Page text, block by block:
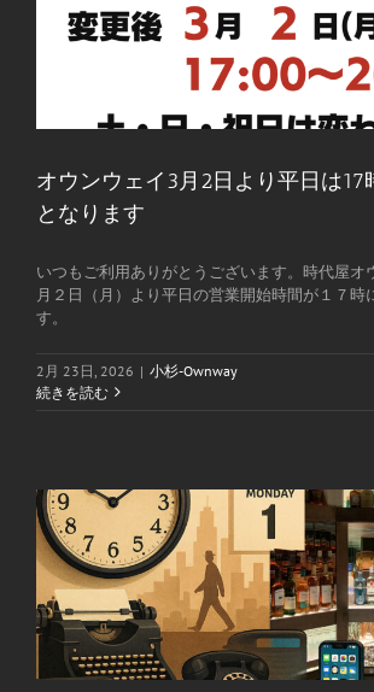
オウンウェイ3月2日より平日は17
となります
いつもご利用ありがとうございます。時代屋オ
月２日（月）より平日の営業開始時間が１７時
す。
2月 23日, 2026 | 小杉-Ownway
続きを読む